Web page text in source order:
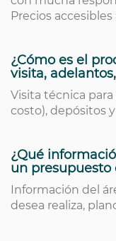
Precios
¿Cómo es el
visita,
Visita técnica
costo), depósitos
¿Qué
un presupuesto
Información del
desea realiza,